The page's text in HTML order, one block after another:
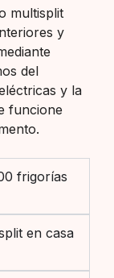
multisplit
y
del
y la
funcione
frigorías
en casa